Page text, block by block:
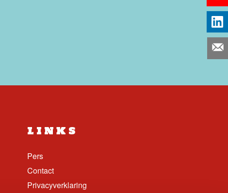
LINKS
Pers
Contact
Privacyverklaring